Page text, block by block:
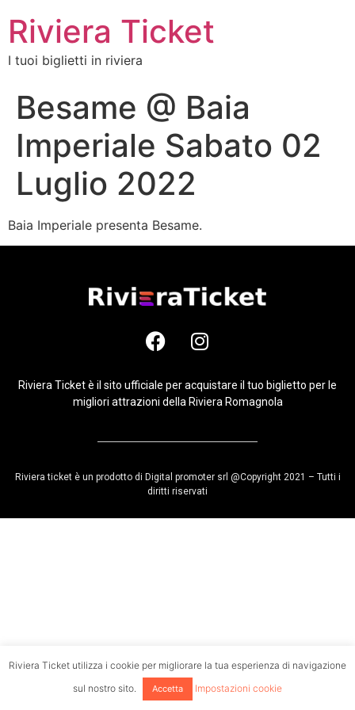
Riviera Ticket
I tuoi biglietti in riviera
Besame @ Baia
Imperiale Sabato 02
Luglio 2022
Baia Imperiale presenta Besame.
Riviera Ticket è il sito ufficiale per acquistare il tuo biglietto per le
migliori attrazioni della Riviera Romagnola
Riviera ticket è un prodotto di Digital promoter srl @Copyright 2021 – Tutti i
diritti riservati
Riviera Ticket utilizza i cookie per migliorare la tua esperienza di navigazione
sul nostro sito.
Accetta Impostazioni cookie